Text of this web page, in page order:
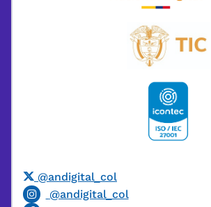
@andigital_col
@andigital_col